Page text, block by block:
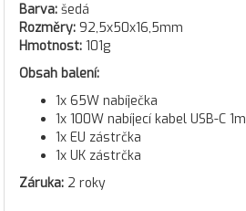
Barva: šedá
Rozměry: 92,5x50x16,5mm
Hmotnost: 101g
Obsah balení:
1x 65W nabíječka
1x 100W nabíjecí kabel USB-C 1m
1x EU zástrčka
1x UK zástrčka
Záruka: 2 roky